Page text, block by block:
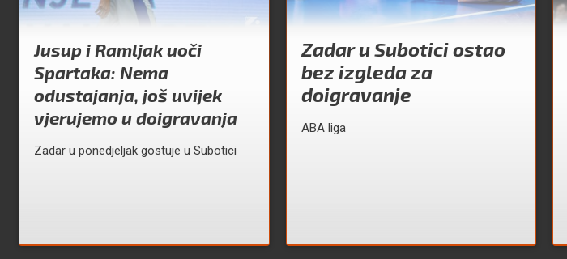
Jusup i Ramljak uoči
Spartaka: Nema
odustajanja, još uvijek
vjerujemo u doigravanja
Zadar u ponedjeljak gostuje u Subotici
Zadar u Subotici ostao
bez izgleda za
doigravanje
ABA liga